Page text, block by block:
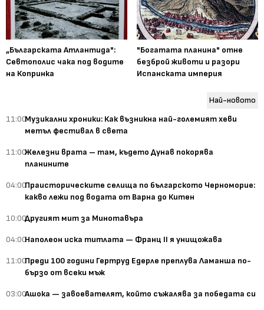
„Българската Атлантида":
Севтополис чака под водите
на Копринка
"Богатата планина" отне
безброй животи и разори
Испанската империя
Най-новото
11:00Музикални хроники: Как възникна най-големият хеви
метъл фестивал в света
11:00Железни врата – там, където Дунав покорява
планините
04:00Праисторическите селища по българското Черноморие:
какво лежи под водата от Варна до Китен
10:00Другият мит за Минотавъра
04:00Наполеон иска титлата — Франц II я унищожава
11:00Преди 100 години Гертруд Едерле преплува Ламанша по-
бързо от всеки мъж
03:00Ашока — завоевателят, който съжалява за победата си